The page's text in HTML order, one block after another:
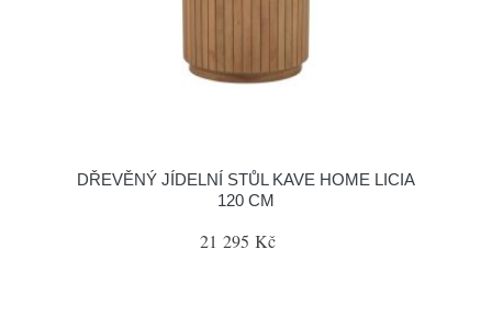
DŘEVĚNÝ JÍDELNÍ STŮL KAVE HOME LICIA
120 CM
21 295 Kč